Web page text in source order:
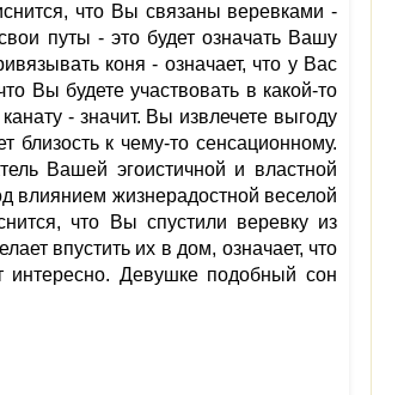
что Вы связаны веревками -
путы - это будет означать Вашу
коня - означает, что у Вас
Вы будете участвовать в какой-то
- значит. Вы извлечете выгоду
близость к чему-то сенсационному.
Вашей эгоистичной и властной
влиянием жизнерадостной веселой
что Вы спустили веревку из
впустить их в дом, означает, что
Девушке подобный сон